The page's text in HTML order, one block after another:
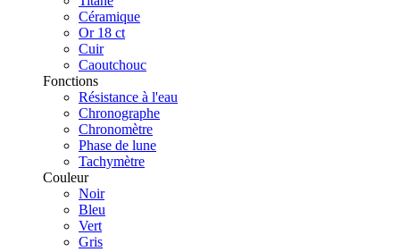
Céramique
Or 18 ct
Cuir
Caoutchouc
Fonctions
Résistance à l'eau
Chronographe
Chronomètre
Phase de lune
Tachymètre
Couleur
Noir
Bleu
Vert
Gris